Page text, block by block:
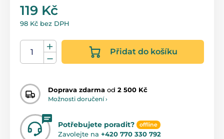
119 Kč
98 Kč bez DPH
Přidat do košíku
Doprava zdarma od 2 500 Kč
Možnosti doručení ›
Potřebujete poradit? offline
Zavolejte na +420 770 330 792